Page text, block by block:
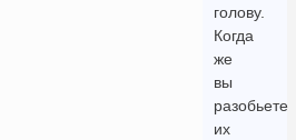
голову.
Когда
же
вы
разобьете
их